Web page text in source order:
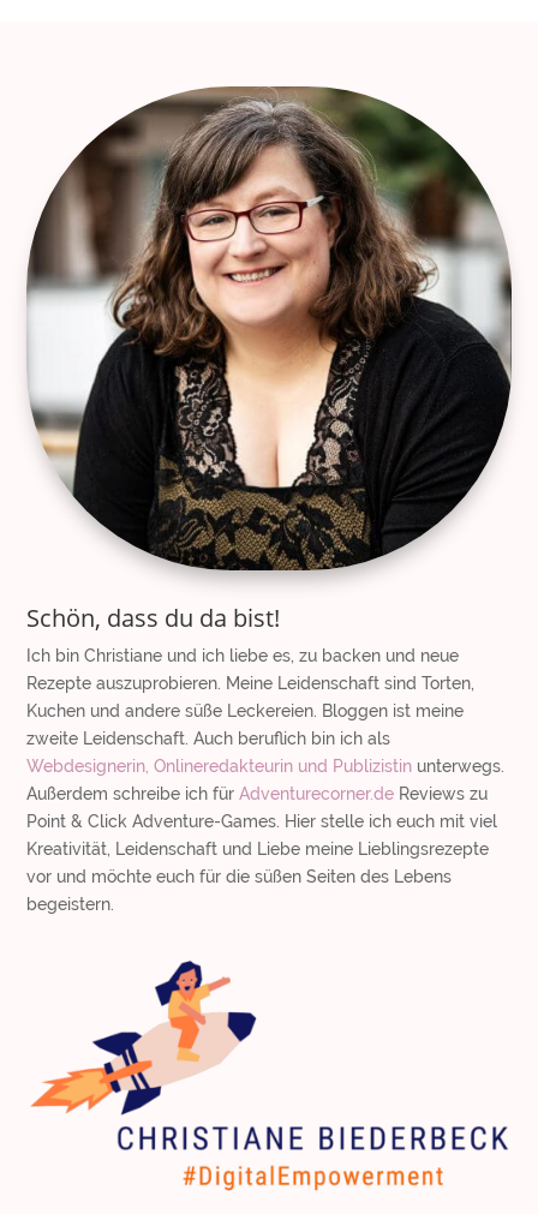
Schön, dass du da bist!
Ich bin Christiane und ich liebe es, zu backen und neue
Rezepte auszuprobieren. Meine Leidenschaft sind Torten,
Kuchen und andere süße Leckereien. Bloggen ist meine
zweite Leidenschaft. Auch beruflich bin ich als
Webdesignerin, Onlineredakteurin und Publizistin unterwegs.
Außerdem schreibe ich fürAdventurecorner.de Reviews zu
Point & Click Adventure-Games. Hier stelle ich euch mit viel
Kreativität, Leidenschaft und Liebe meine Lieblingsrezepte
vor und möchte euch für die süßen Seiten des Lebens
begeistern.